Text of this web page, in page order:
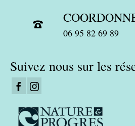
06 95 82 69 89
Suivez nous sur les